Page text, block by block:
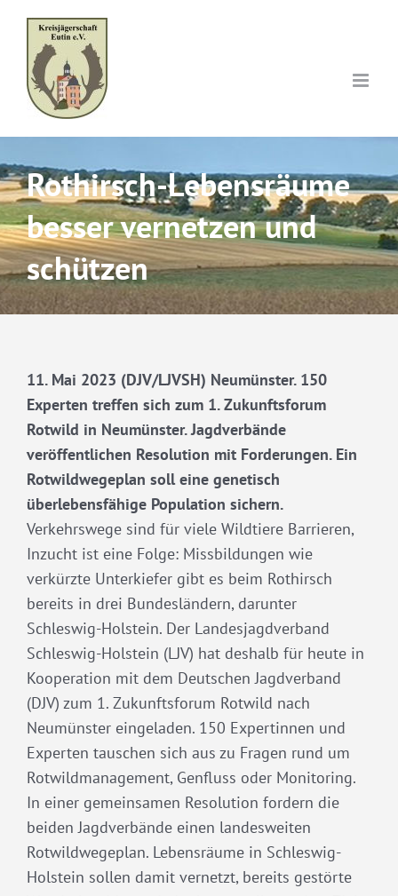
content
Rothirsch-Lebensräume
besser vernetzen und
schützen
11. Mai 2023 (DJV/LJVSH) Neumünster. 150
Experten treffen sich zum 1. Zukunftsforum
Rotwild in Neumünster. Jagdverbände
veröffentlichen Resolution mit Forderungen. Ein
Rotwildwegeplan soll eine genetisch
überlebensfähige Population sichern.
Verkehrswege sind für viele Wildtiere Barrieren,
Inzucht ist eine Folge: Missbildungen wie
verkürzte Unterkiefer gibt es beim Rothirsch
bereits in drei Bundesländern, darunter
Schleswig-Holstein. Der Landesjagdverband
Schleswig-Holstein (LJV) hat deshalb für heute in
Kooperation mit dem Deutschen Jagdverband
(DJV) zum 1. Zukunftsforum Rotwild nach
Neumünster eingeladen. 150 Expertinnen und
Experten tauschen sich aus zu Fragen rund um
Rotwildmanagement, Genfluss oder Monitoring.
In einer gemeinsamen Resolution fordern die
beiden Jagdverbände einen landesweiten
Rotwildwegeplan. Lebensräume in Schleswig-
Holstein sollen damit vernetzt, bereits gestörte